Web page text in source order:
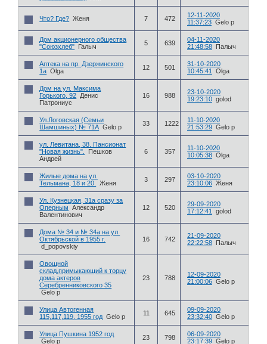
Что? Где? Женя 7 472
12-11-2020
11:37:23 Gelo p
Дом акционерного общества
"Союзхлеб" Галыч 5 639
04-11-2020
21:48:58 Палыч
Аптека на пр. Дзержинского
1а Olga 12 501
31-10-2020
10:45:41
Olga
Дом на ул. Максима
Горького, 92 Денис
Патрониус
16 988
23-10-2020
19:23:10 golod
Ул.Логовская (Семьи
Шамшиных) № 71А Gelo p 33 1222
11-10-2020
21:53:29 Gelo p
ул. Левитана, 38. Пансионат
"Новая жизнь".
Пешков
Андрей
6 357
11-10-2020
10:05:38 Olga
Жилые дома на ул.
Тельмана, 18 и 20.
Женя 3 297
03-10-2020
23:10:06 Женя
Ул. Кузнецкая, 31а сразу за
Оперным
Александр
Валентинович
12 520
29-09-2020
17:12:41
golod
Дома № 34 и № 34а на ул.
Октябрьской в 1955 г.
d_popovskiy
16 742
21-09-2020
22:22:58 Палыч
Овощной
склад,примыкающий к торцу
дома актеров
Серебренниковского 35
Gelo p
23 788
12-09-2020
21:00:06 Gelo p
Улица Автогенная
115,117,119. 1955 год Gelo p 11 645
09-09-2020
23:32:40 Gelo p
Улица Пушкина 1952 год
Gelo p
23 798
06-09-2020
23:17:39 Gelo p